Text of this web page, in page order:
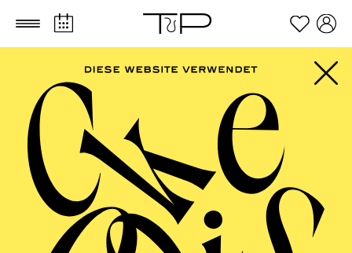
Zum Hauptinhalt springen Zum Footer springen
FILTER
SEPTEMBER 2026
PHILHARMONIE ESSEN
Friday